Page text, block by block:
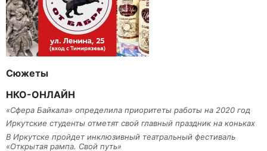
Сюжеты
НКО-ОНЛАЙН
«Сфера Байкала» определила приоритеты работы на 2020 год
Иркутские студенты отметят свой главный праздник на коньках
В Иркутске пройдет инклюзивный театральный фестиваль
«Открытая рампа. Свой путь»